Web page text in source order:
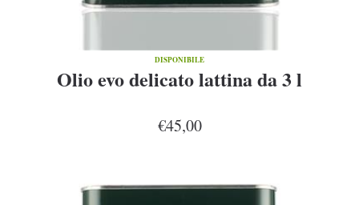
DISPONIBILE
Olio evo delicato lattina da 3 l
€45,00